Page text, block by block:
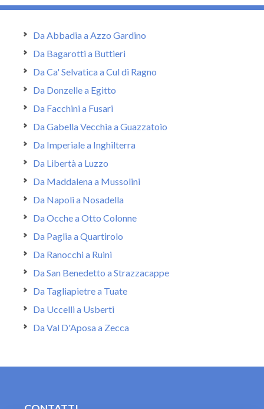
Da Abbadia a Azzo Gardino
Da Bagarotti a Buttieri
Da Ca' Selvatica a Cul di Ragno
Da Donzelle a Egitto
Da Facchini a Fusari
Da Gabella Vecchia a Guazzatoio
Da Imperiale a Inghilterra
Da Libertà a Luzzo
Da Maddalena a Mussolini
Da Napoli a Nosadella
Da Ocche a Otto Colonne
Da Paglia a Quartirolo
Da Ranocchi a Ruini
Da San Benedetto a Strazzacappe
Da Tagliapietre a Tuate
Da Uccelli a Usberti
Da Val D'Aposa a Zecca